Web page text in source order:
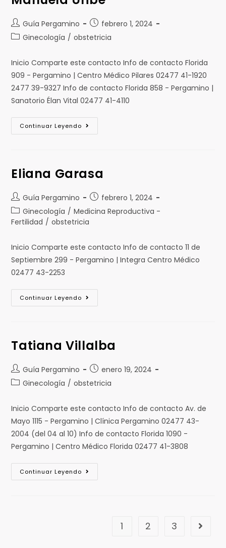
Guía Pergamino
febrero 1, 2024
Ginecología / obstetricia
Inicio Comparte este contacto Info de contacto Florida
909 - Pergamino | Centro Médico Pilares 02477 41-1920
2477 39-9327 Info de contacto Florida 858 - Pergamino |
Sanatorio Élan Vital 02477 41-4110
Continuar Leyendo
Eliana Garasa
Guía Pergamino
febrero 1, 2024
Ginecología / Medicina Reproductiva -
Fertilidad / obstetricia
Inicio Comparte este contacto Info de contacto 11 de
Septiembre 299 - Pergamino | Integra Centro Médico
02477 43-2253
Continuar Leyendo
Tatiana Villalba
Guía Pergamino
enero 19, 2024
Ginecología / obstetricia
Inicio Comparte este contacto Info de contacto Av. de
Mayo 1115 - Pergamino | Clínica Pergamino 02477 43-
2004 (del 04 al 10) Info de contacto Florida 1090 -
Pergamino | Centro Médico Florida 02477 41-3808
Continuar Leyendo
1 2 3